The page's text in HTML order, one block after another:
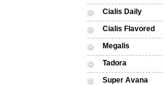
Cialis Daily
Cialis Flavored
Megalis
Tadora
Super Avana